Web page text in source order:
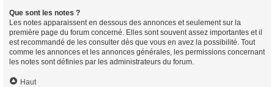
Que sont les notes ?
Les notes apparaissent en dessous des annonces et seulement sur la
première page du forum concerné. Elles sont souvent assez importantes et il
est recommandé de les consulter dès que vous en avez la possibilité. Tout
comme les annonces et les annonces générales, les permissions concernant
les notes sont définies par les administrateurs du forum.
Haut